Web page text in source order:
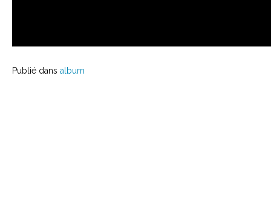
Publié dans album